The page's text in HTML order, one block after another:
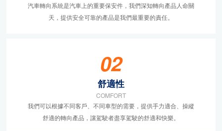
汽車轉向系統是汽車上的重要保安件，我們深知轉向產品人命關
天，提供安全可靠的產品是我們最重要的責任。
02
舒適性
COMFORT
我們可以根據不同客戶、不同車型的需要，提供手力適合、操縱
舒適的轉向產品，讓駕駛者盡享駕駛的舒適和快樂。